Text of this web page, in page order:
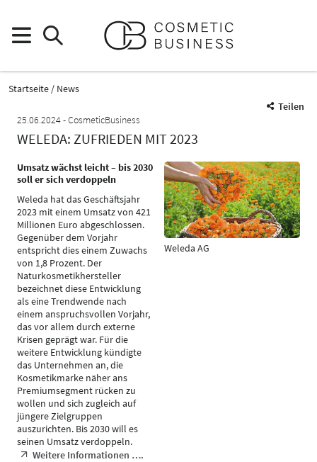
Startseite
News
Teilen
25.06.2024 CosmeticBusiness
WELEDA: ZUFRIEDEN MIT 2023
Umsatz wächst leicht – bis 2030
soll er sich verdoppeln
Weleda hat das Geschäftsjahr
2023 mit einem Umsatz von 421
Millionen Euro abgeschlossen.
Gegenüber dem Vorjahr
entspricht dies einem Zuwachs
von 1,8 Prozent. Der
Naturkosmetikhersteller
bezeichnet diese Entwicklung
als eine Trendwende nach
einem anspruchsvollen Vorjahr,
das vor allem durch externe
Krisen geprägt war. Für die
weitere Entwicklung kündigte
das Unternehmen an, die
Kosmetikmarke näher ans
Premiumsegment rücken zu
wollen und sich zugleich auf
jüngere Zielgruppen
auszurichten. Bis 2030 will es
seinen Umsatz verdoppeln.
Weitere Informationen ….
Weleda AG